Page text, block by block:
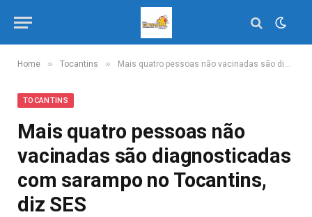
Home » Tocantins » Mais quatro pessoas não vacinadas são diagnosticadas com sarampo no Tocantins, diz SES
TOCANTINS
Mais quatro pessoas não
vacinadas são diagnosticadas
com sarampo no Tocantins,
diz SES